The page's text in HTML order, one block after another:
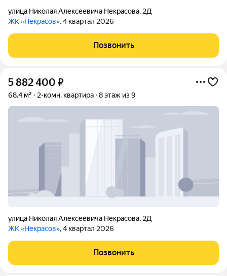
улица Николая Алексеевича Некрасова, 2Д
ЖК «Некрасов», 4 квартал 2026
Позвонить
5 882 400 ₽
68,4 м² 2-комн. квартира 8 этаж из 9
улица Николая Алексеевича Некрасова, 2Д
ЖК «Некрасов», 4 квартал 2026
Позвонить